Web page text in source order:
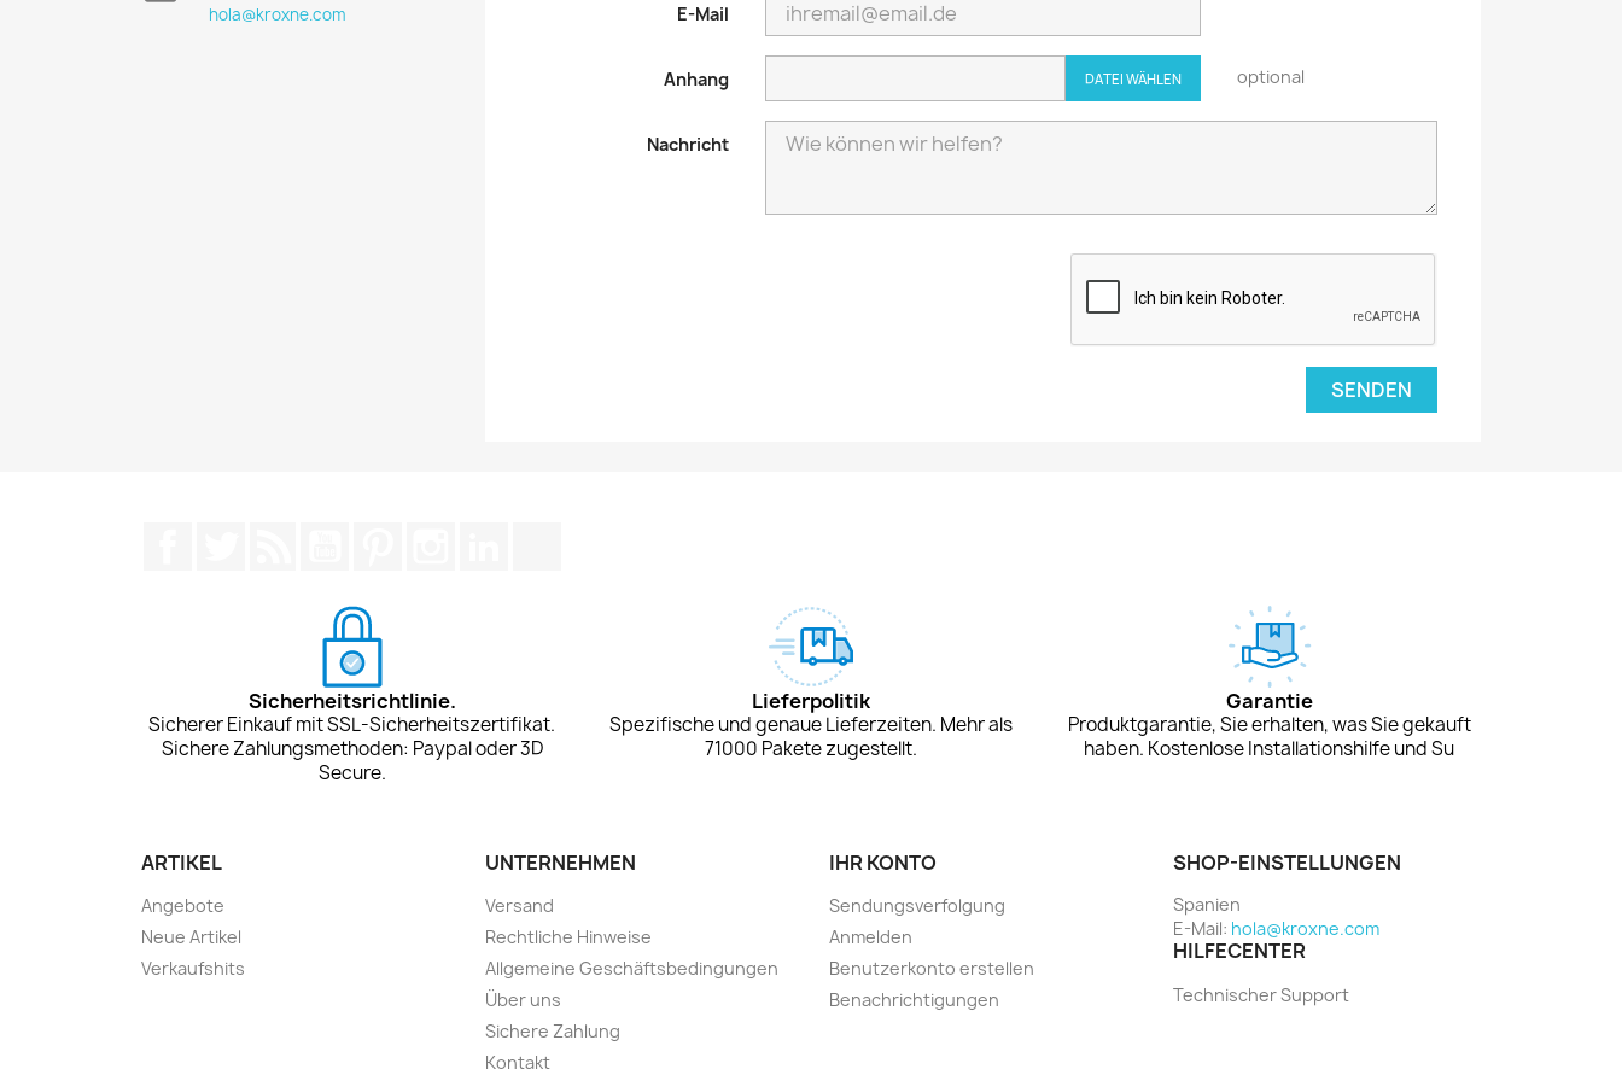
hola@kroxne.com E-Mail
Anhang DATEI WÄHLEN optional
Nachricht
Sicherheitsrichtlinie.
Sicherer Einkauf mit SSL-Sicherheitszertifikat.
Sichere Zahlungsmethoden: Paypal oder 3D
Secure.
Lieferpolitik
Spezifische und genaue Lieferzeiten. Mehr als
71000 Pakete zugestellt.
Garantie
Produktgarantie, Sie erhalten, was Sie gekauft
haben. Kostenlose Installationshilfe und Su
ARTIKEL
Angebote
Neue Artikel
Verkaufshits
UNTERNEHMEN
Versand
Rechtliche Hinweise
Allgemeine Geschäftsbedingungen
Über uns
Sichere Zahlung
Kontakt
IHR KONTO
Sendungsverfolgung
Anmelden
Benutzerkonto erstellen
Benachrichtigungen
SHOP-EINSTELLUNGEN
Spanien
E-Mail: hola@kroxne.com
HILFECENTER
Technischer Support